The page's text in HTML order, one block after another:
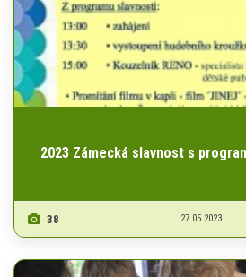
2023 Zámecká slavnost s
38 27.05.2023